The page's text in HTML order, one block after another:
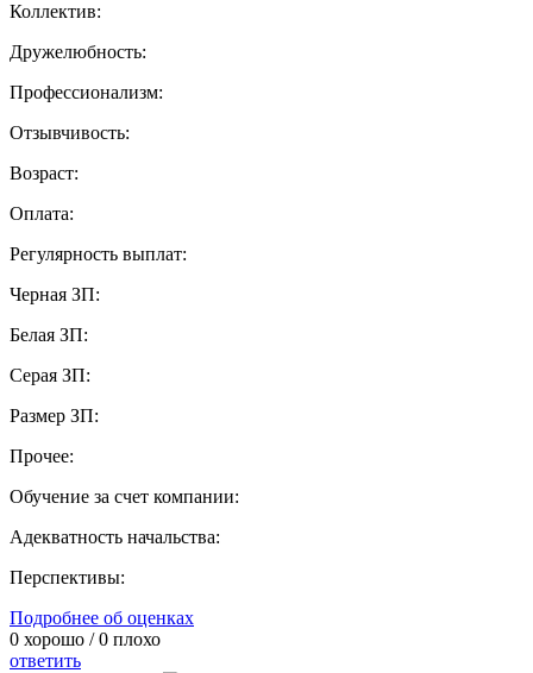
Коллектив:
Дружелюбность:
Профессионализм:
Отзывчивость:
Возраст:
Оплата:
Регулярность выплат:
Черная ЗП:
Белая ЗП:
Серая ЗП:
Размер ЗП:
Прочее:
Обучение за счет компании:
Адекватность начальства:
Перспективы:
Подробнее об оценках
0 хорошо /0 плохо
ответить